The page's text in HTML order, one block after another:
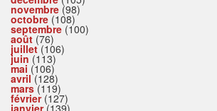
novembre (98)
octobre (108)
septembre (100)
août (76)
juillet(106)
juin (113)
mai (106)
avril(128)
mars(119)
février(127)